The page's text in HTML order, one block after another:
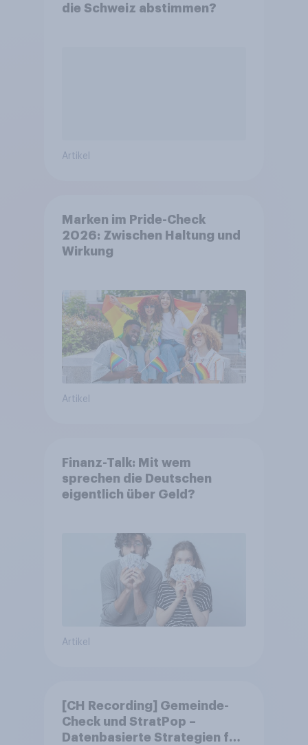
die Schweiz abstimmen?
Artikel
Marken im Pride-Check
2026: Zwischen Haltung und
Wirkung
Artikel
Finanz-Talk: Mit wem
sprechen die Deutschen
eigentlich über Geld?
Artikel
[CH Recording] Gemeinde-
Check und StratPop –
Datenbasierte Strategien für